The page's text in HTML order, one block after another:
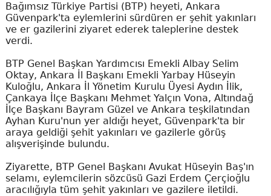
Bağımsız Türkiye Partisi (BTP) heyeti, Ankara
Güvenpark'ta eylemlerini sürdüren er şehit yakınları
ve er gazilerini ziyaret ederek taleplerine destek
verdi.
BTP Genel Başkan Yardımcısı Emekli Albay Selim
Oktay, Ankara İl Başkanı Emekli Yarbay Hüseyin
Kuloğlu, Ankara İl Yönetim Kurulu Üyesi Aydın İlik,
Çankaya İlçe Başkanı Mehmet Yalçın Vona, Altındağ
İlçe Başkanı Bayram Güzel ve Ankara teşkilatından
Ayhan Kuru'nun yer aldığı heyet, Güvenpark'ta bir
araya geldiği şehit yakınları ve gazilerle görüş
alışverişinde bulundu.
Ziyarette, BTP Genel Başkanı Avukat Hüseyin Baş'ın
selamı, eylemcilerin sözcüsü Gazi Erdem Çerçioğlu
aracılığıyla tüm şehit yakınları ve gazilere iletildi.